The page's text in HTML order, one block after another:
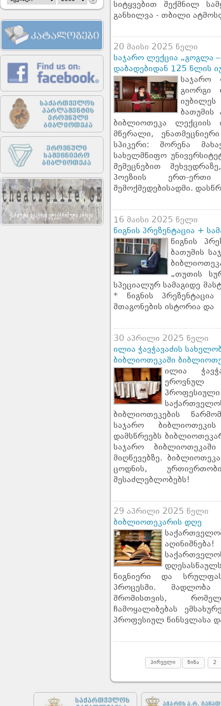
სიტყვებით შექმნილ
განხილვა - თბილი
20 მაისი 2025 წელი
საჯარო ლექცია „გოგლა
დაბადებიდან 125 წლის
საჯარო
გიორგი
იუბილეს
ბათუმის
ბიბლიოთეკა
მწერალი,
სპიკერი: შორენა
სახელმწიფო
შემეცნებით
პოეზიის ერთ-ერთი
შემოქმედებისადმი.
16 მაისი 2025 წელი
წიგნის პრეზენტაცია +
წიგნის
ბათუმის
„თუთის
სპეციალურ სამაგიდე
* წიგნის
შთაგონების ისტორია და
30 აპრილი 2025 წელი
ილია ჭავჭავაძის
ბიბლიოთეკაში
ილია
ეროვნულ
ბიბლიოთეკების
საჯარო
დამსწრეებს
საჯარო
მიღწევებზე.
ცოდნის,
შესაძლებლობებს!
29 აპრილი 2025 წელი
ბიბლიოთეკარის დღე
წიგნიერი და
პროცესში.
შრომისთვის,
ჩამოყალიბებას
პროფესიულ წინსვლასა
პირველი წინა 2